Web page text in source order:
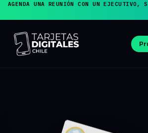
AGENDA UNA REUNIÓN CON UN EJECUTIVO,